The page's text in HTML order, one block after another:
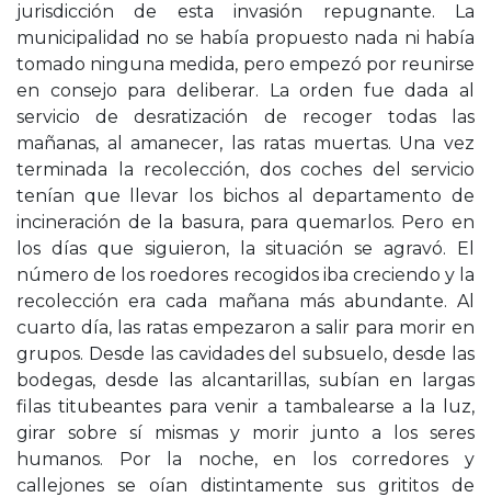
jurisdicción de esta invasión repugnante. La
municipalidad no se había propuesto nada ni había
tomado ninguna medida, pero empezó por reunirse
en consejo para deliberar. La orden fue dada al
servicio de desratización de recoger todas las
mañanas, al amanecer, las ratas muertas. Una vez
terminada la recolección, dos coches del servicio
tenían que llevar los bichos al departamento de
incineración de la basura, para quemarlos. Pero en
los días que siguieron, la situación se agravó. El
número de los roedores recogidos iba creciendo y la
recolección era cada mañana más abundante. Al
cuarto día, las ratas empezaron a salir para morir en
grupos. Desde las cavidades del subsuelo, desde las
bodegas, desde las alcantarillas, subían en largas
filas titubeantes para venir a tambalearse a la luz,
girar sobre sí mismas y morir junto a los seres
humanos. Por la noche, en los corredores y
callejones se oían distintamente sus grititos de